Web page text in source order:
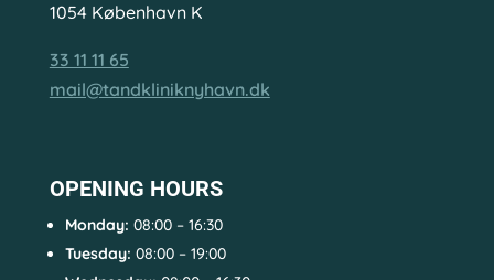
OPENING HOURS
Monday: 08:00 – 16:30
Tuesday: 08:00 – 19:00
1054 København K
33 11 11 65
mail@tandkliniknyhavn.dk